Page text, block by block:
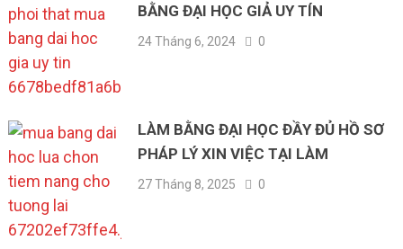
BẰNG ĐẠI HỌC GIẢ UY TÍN
24 Tháng 6, 2024 0
LÀM BẰNG ĐẠI HỌC ĐẦY ĐỦ HỒ SƠ
PHÁP LÝ XIN VIỆC TẠI LÀM
27 Tháng 8, 2025 0